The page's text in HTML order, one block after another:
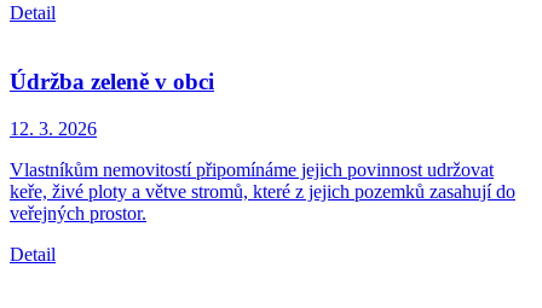
Detail
Údržba zeleně v obci
12. 3. 2026
Vlastníkům nemovitostí připomínáme jejich povinnost udržovat
keře, živé ploty a větve stromů, které z jejich pozemků zasahují do
veřejných prostor.
Detail